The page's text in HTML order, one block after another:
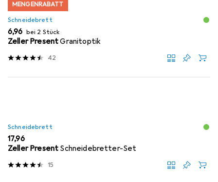
MENGENRABATT
Schneidebrett
EUR
6,96 bei 2 Stück
Zeller PresentGranitoptik
42
Schneidebrett
EUR
17,96
Zeller Present Schneidebretter-Set
15